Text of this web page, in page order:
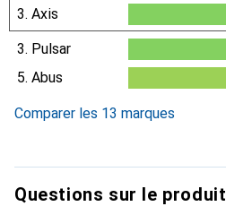
3. Axis
3. Pulsar
5. Abus
Comparer les 13 marques
Questions sur le produit